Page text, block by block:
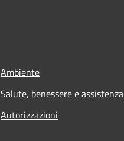
Ambiente
Salute, benessere e assistenza
Autorizzazioni